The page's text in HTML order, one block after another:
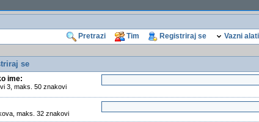
Pretrazi Tim Registriraj se Vazni alati
se
ime:
3, maks. 50 znakovi
maks. 32 znakovi